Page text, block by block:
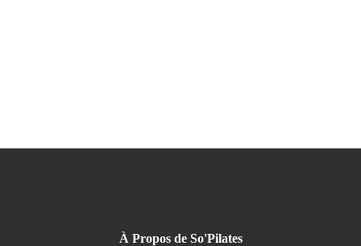
À Propos de So'Pilates